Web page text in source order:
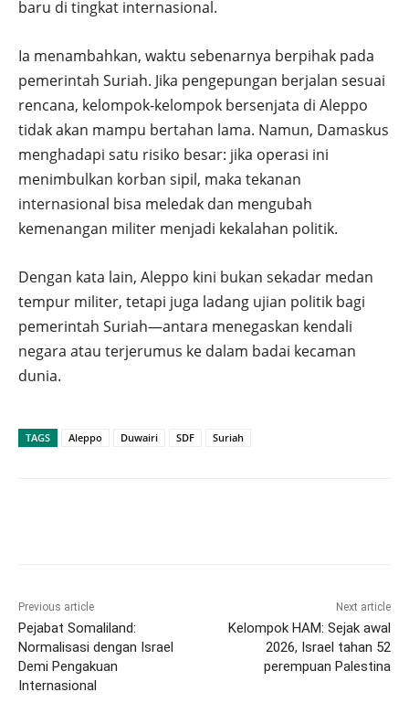
baru di tingkat internasional.
Ia menambahkan, waktu sebenarnya berpihak pada
pemerintah Suriah. Jika pengepungan berjalan sesuai
rencana, kelompok-kelompok bersenjata di Aleppo
tidak akan mampu bertahan lama. Namun, Damaskus
menghadapi satu risiko besar: jika operasi ini
menimbulkan korban sipil, maka tekanan
internasional bisa meledak dan mengubah
kemenangan militer menjadi kekalahan politik.
Dengan kata lain, Aleppo kini bukan sekadar medan
tempur militer, tetapi juga ladang ujian politik bagi
pemerintah Suriah—antara menegaskan kendali
negara atau terjerumus ke dalam badai kecaman
dunia.
TAGS Aleppo Duwairi SDF Suriah
Previous article
Pejabat Somaliland:
Normalisasi dengan Israel
Demi Pengakuan
Internasional
Next article
Kelompok HAM: Sejak awal
2026, Israel tahan 52
perempuan Palestina